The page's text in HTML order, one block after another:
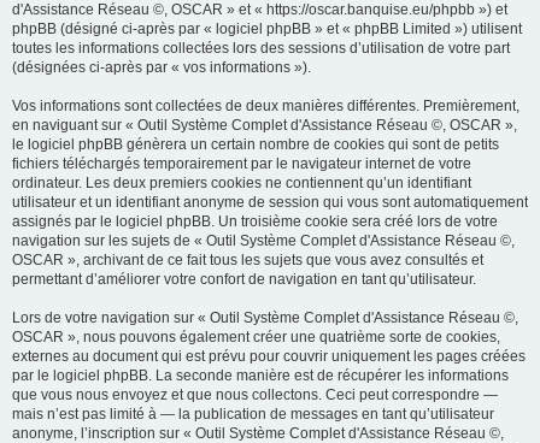
d'Assistance Réseau ©, OSCAR » et « https://oscar.banquise.eu/phpbb ») et
phpBB (désigné ci-après par « logiciel phpBB » et « phpBB Limited ») utilisent
toutes les informations collectées lors des sessions d’utilisation de votre part
(désignées ci-après par « vos informations »).
Vos informations sont collectées de deux manières différentes. Premièrement,
en naviguant sur « Outil Système Complet d'Assistance Réseau ©, OSCAR »,
le logiciel phpBB génèrera un certain nombre de cookies qui sont de petits
fichiers téléchargés temporairement par le navigateur internet de votre
ordinateur. Les deux premiers cookies ne contiennent qu’un identifiant
utilisateur et un identifiant anonyme de session qui vous sont automatiquement
assignés par le logiciel phpBB. Un troisième cookie sera créé lors de votre
navigation sur les sujets de « Outil Système Complet d'Assistance Réseau ©,
OSCAR », archivant de ce fait tous les sujets que vous avez consultés et
permettant d’améliorer votre confort de navigation en tant qu’utilisateur.
Lors de votre navigation sur « Outil Système Complet d'Assistance Réseau ©,
OSCAR », nous pouvons également créer une quatrième sorte de cookies,
externes au document qui est prévu pour couvrir uniquement les pages créées
par le logiciel phpBB. La seconde manière est de récupérer les informations
que vous nous envoyez et que nous collectons. Ceci peut correspondre —
mais n’est pas limité à — la publication de messages en tant qu’utilisateur
anonyme, l’inscription sur « Outil Système Complet d'Assistance Réseau ©,